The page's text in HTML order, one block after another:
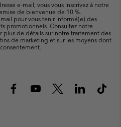
e-mail, vous vous inscrivez à notre
de bienvenue de 10 %.
pour vous tenir informé(e) des
promotionnels. Consultez notre
plus de détails sur notre traitement des
de marketing et sur les moyens dont